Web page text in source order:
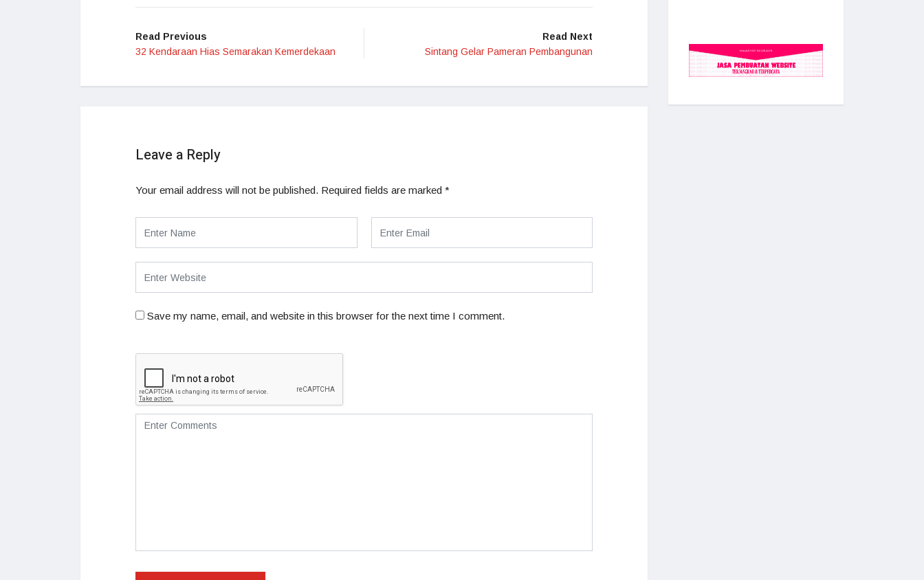
Read Previous
32 Kendaraan Hias Semarakan Kemerdekaan
Read Next
Sintang Gelar Pameran Pembangunan
Leave a Reply
Your email address will not be published. Required fields are marked *
Save my name, email, and website in this browser for the next time I comment.